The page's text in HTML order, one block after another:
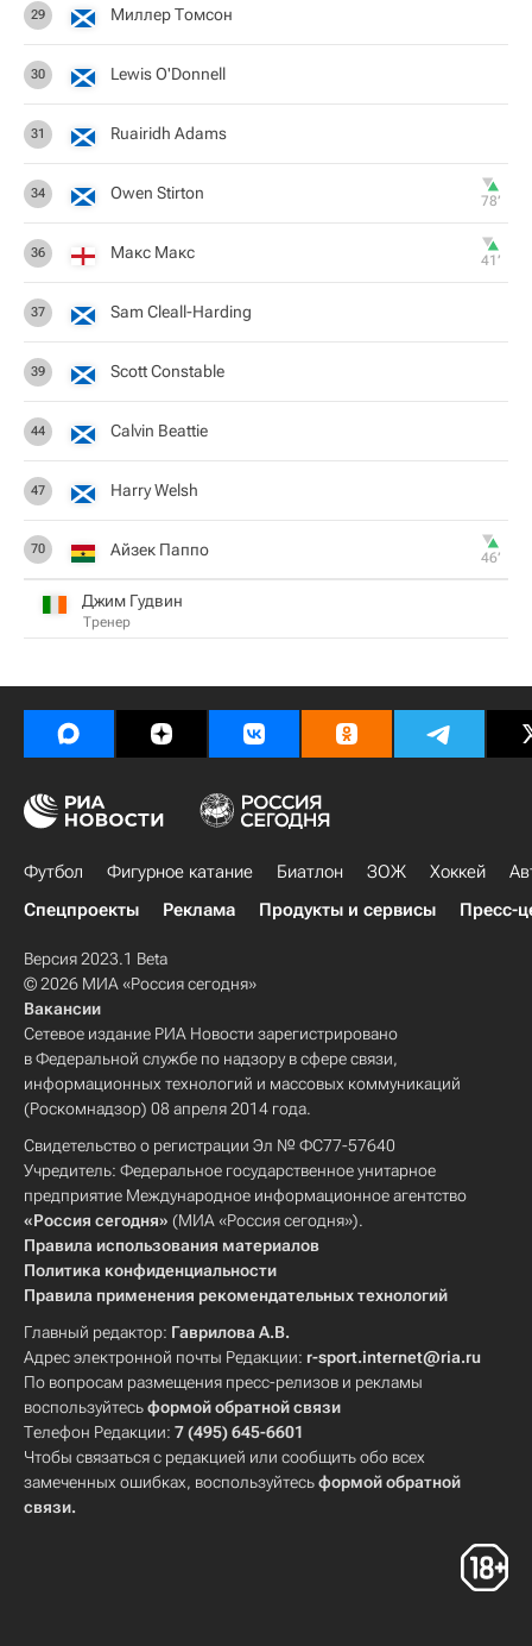
29 Миллер Томсон
30 Lewis O'Donnell
31 Ruairidh Adams
34 Owen Stirton 78‎’‎
36 Макс Макс 41‎’‎
37 Sam Cleall-Harding
39 Scott Constable
44 Calvin Beattie
47 Harry Welsh
70 Айзек Паппо 46‎’‎
Джим Гудвин
Тренер
Футбол Фигурное катание Биатлон ЗОЖ Хоккей
Спецпроекты
Реклама Продукты и сервисы Пресс-
Версия 2023.1 Beta
© 2026 МИА «Россия сегодня»
Вакансии
Сетевое издание РИА Новости зарегистрировано
в Федеральной службе по надзору в сфере связи,
информационных технологий и массовых коммуникаций
(Роскомнадзор) 08 апреля 2014 года.
Свидетельство о регистрации Эл № ФС77-57640
Учредитель: Федеральное государственное унитарное
предприятие Международное информационное агентство
«Россия сегодня» (МИА «Россия сегодня»).
Правила использования материалов
Политика конфиденциальности
Правила применения рекомендательных технологий
Главный редактор: Гаврилова А.В.
Адрес электронной почты Редакции: r-sport.internet@ria.ru
По вопросам размещения пресс-релизов и рекламы
воспользуйтесьформой обратной связи
Телефон Редакции: 7 (495) 645-6601
Чтобы связаться с редакцией или сообщить обо всех
замеченных ошибках, воспользуйтесьформой обратной
связи.